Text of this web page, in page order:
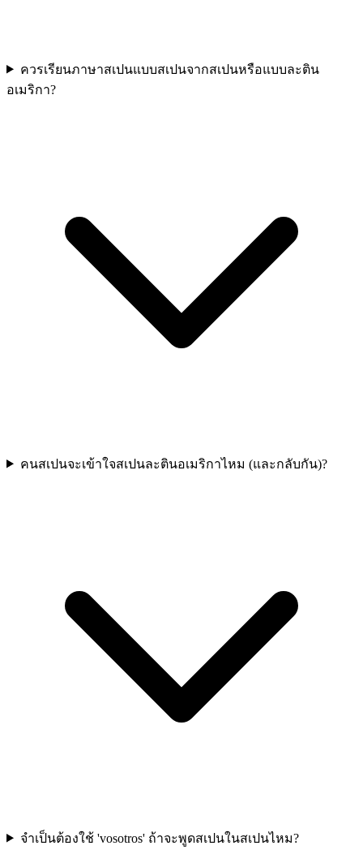
ควรเรียนภาษาสเปนแบบสเปนจากสเปนหรือแบบละติน
อเมริกา?
คนสเปนจะเข้าใจสเปนละตินอเมริกาไหม (และกลับกัน)?
จำเป็นต้องใช้ 'vosotros' ถ้าจะพูดสเปนในสเปนไหม?